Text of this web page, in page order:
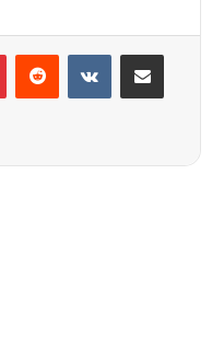
PinterestReddit VKontaktePartager par email